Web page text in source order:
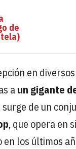
de
en
aun gigante
surge de un
, que opera en
en los últimos